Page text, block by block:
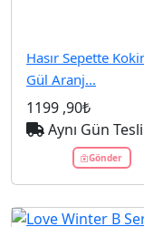
Hasır Sepette
Gül Aranj...
1199 ,90₺
Aynı Gün
Gönder